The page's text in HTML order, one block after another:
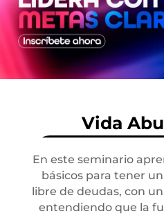
Vida
En este seminario
básicos para tener
libre de deudas, con
entendiendo que la